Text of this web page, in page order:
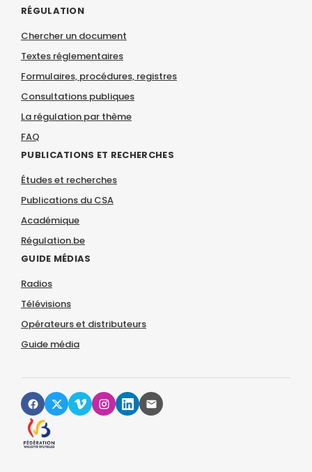
RÉGULATION
Chercher un document
Textes réglementaires
Formulaires, procédures, registres
Consultations publiques
La régulation par thème
FAQ
PUBLICATIONS ET RECHERCHES
Études et recherches
Publications du CSA
Académique
Régulation.be
GUIDE MÉDIAS
Radios
Télévisions
Opérateurs et distributeurs
Guide média